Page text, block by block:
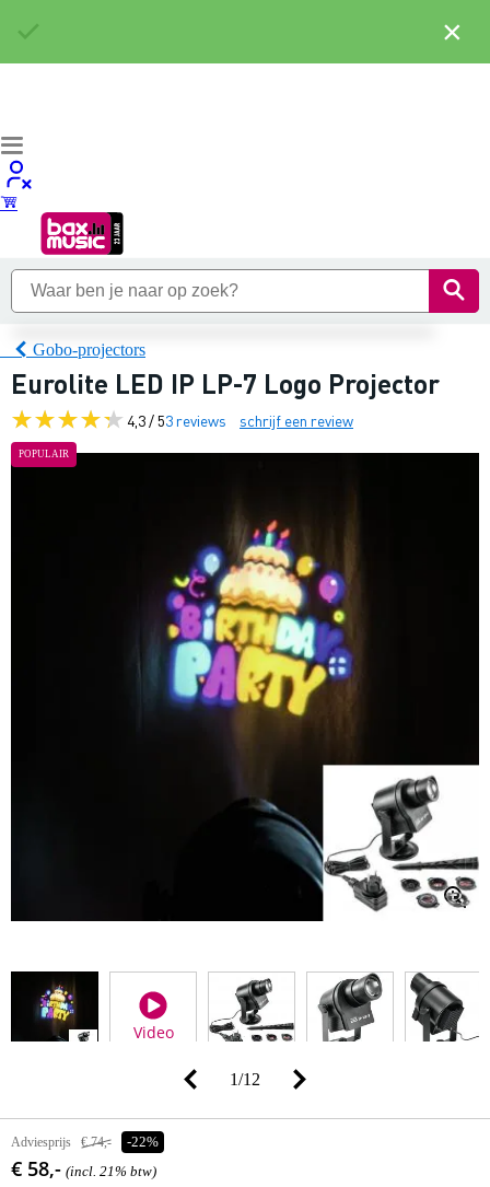
Gobo-projectors
Eurolite LED IP LP-7 Logo Projector
4,3 / 53 reviews schrijf een review
POPULAIR
Video
1/12
Adviesprijs € 74,- -22%
€ 58,- (incl. 21% btw)
×